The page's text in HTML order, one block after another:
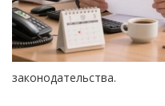
законодательства.